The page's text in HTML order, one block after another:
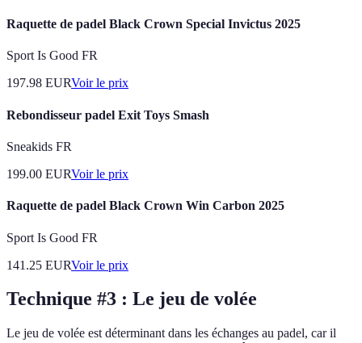
Raquette de padel Black Crown Special Invictus 2025
Sport Is Good FR
197.98 EURVoir le prix
Rebondisseur padel Exit Toys Smash
Sneakids FR
199.00 EURVoir le prix
Raquette de padel Black Crown Win Carbon 2025
Sport Is Good FR
141.25 EURVoir le prix
Technique #3 : Le jeu de volée
Le jeu de volée est déterminant dans les échanges au padel, car il